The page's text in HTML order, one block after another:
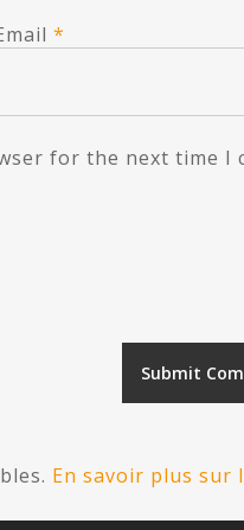
*
for the next time I
En savoir plus sur